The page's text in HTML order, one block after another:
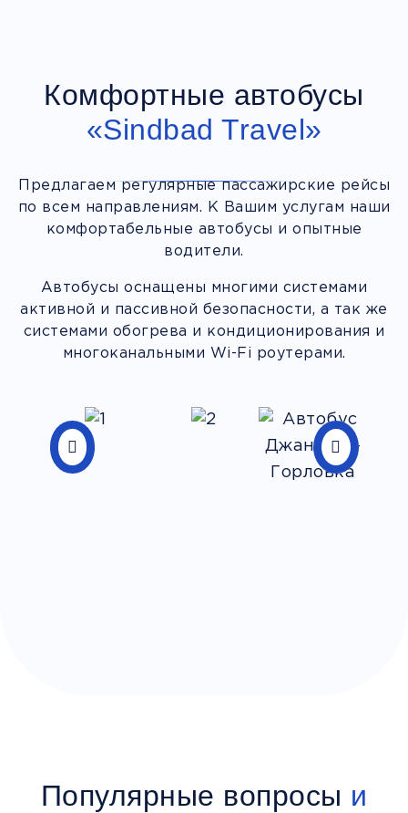
Комфортные автобусы
«Sindbad Travel»
Предлагаем регулярные пассажирские рейсы
по всем направлениям. К Вашим услугам наши
комфортабельные автобусы и опытные
водители.
Автобусы оснащены многими системами
активной и пассивной безопасности, а так же
системами обогрева и кондиционирования и
многоканальными Wi-Fi роутерами.
Популярные вопросы и